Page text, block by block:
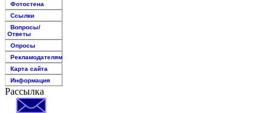
Фотостена
Ссылки
Вопросы/
Ответы
Опросы
Рекламодателям
Карта сайта
Информация
Рассылка